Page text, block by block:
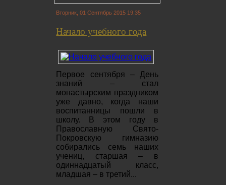
Вторник, 01 Сентябрь 2015 19:35
Начало учебного года
Первое сентября – День
знаний – стал
монастырским праздником
уже давно, когда наши
воспитанницы пошли в
школу. В этом году в
Православную Свято-
Покровскую гимназию
собирались семь наших
учениц, старшая – в
одиннадцатый класс,
младшая – в третий...